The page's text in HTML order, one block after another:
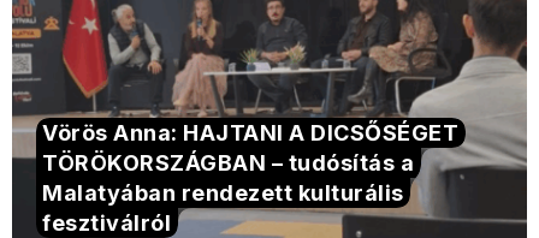
Vörös Anna: HAJTANI A DICSŐSÉGET
TÖRÖKORSZÁGBAN – tudósítás a
Malatyában rendezett kulturális
fesztiválról